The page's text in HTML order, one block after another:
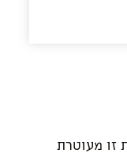
זו מעוטרת